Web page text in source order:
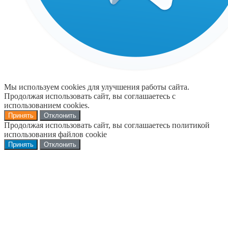
Мы используем cookies для улучшения работы сайта.
Продолжая использовать сайт, вы соглашаетесь с
использованием cookies.
Принять Отклонить
Продолжая использовать сайт, вы соглашаетесь политикой
использования файлов cookie
Принять Отклонить